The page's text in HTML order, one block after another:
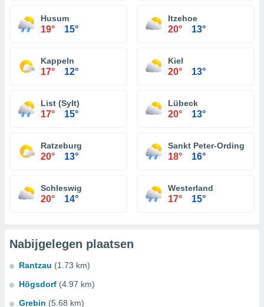
Husum
19° 15°
Itzehoe
20° 13°
Kappeln
17° 12°
Kiel
20° 13°
List (Sylt)
17° 15°
Lübeck
20° 13°
Ratzeburg
20° 13°
Sankt Peter-Ording
18° 16°
Schleswig
20° 14°
Westerland
17° 15°
Nabijgelegen plaatsen
Rantzau (1.73 km)
Högsdorf (4.97 km)
Grebin (5.68 km)